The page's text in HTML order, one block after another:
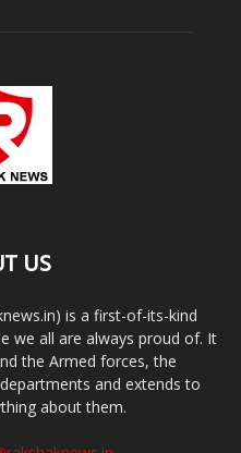
US
is a first-of-its-kind
we all are always proud of. It
the Armed forces, the
and extends to
about them.